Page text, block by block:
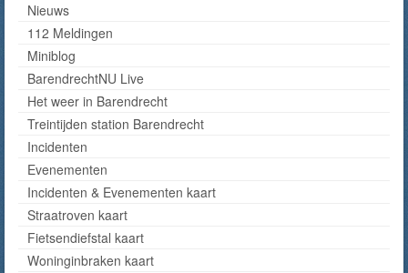
Nieuws
112 Meldingen
Miniblog
BarendrechtNU Live
Het weer in Barendrecht
Treintijden station Barendrecht
Incidenten
Evenementen
Incidenten & Evenementen kaart
Straatroven kaart
Fietsendiefstal kaart
Woninginbraken kaart